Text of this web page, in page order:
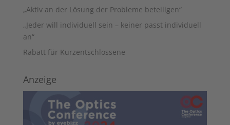
„Aktiv an der Lösung der Probleme beteiligen“
„Jeder will individuell sein – keiner passt individuell
an“
Rabatt für Kurzentschlossene
Anzeige